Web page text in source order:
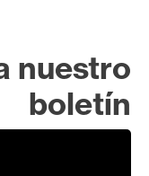
nuestro
boletín